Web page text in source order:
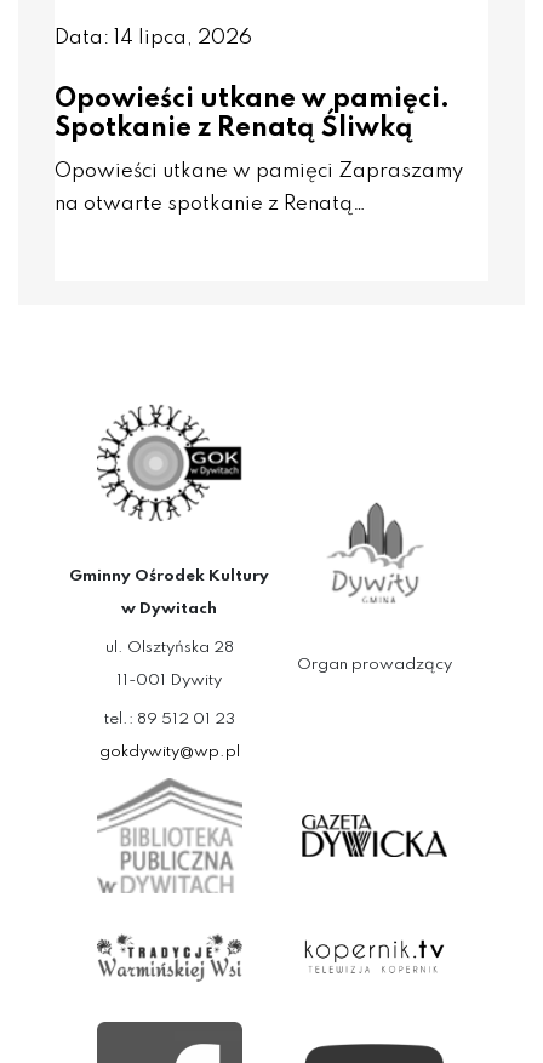
Data: 14 lipca, 2026
Opowieści utkane w pamięci.
Spotkanie z Renatą Śliwką
Opowieści utkane w pamięci Zapraszamy
na otwarte spotkanie z Renatą…
Gminny Ośrodek Kultury
w Dywitach
ul. Olsztyńska 28
11-001 Dywity
tel.: 89 512 01 23
gokdywity@wp.pl
Organ prowadzący